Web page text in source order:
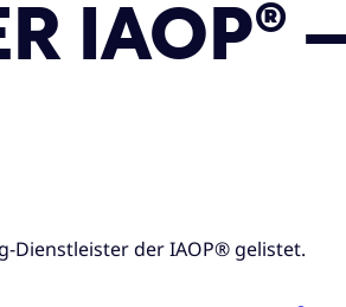
IAOP®
Dienstleister der IAOP® gelistet.